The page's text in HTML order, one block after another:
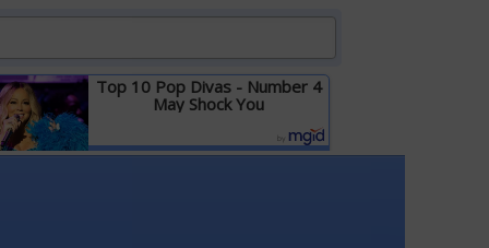
Top 10 Pop Divas - Number 4
May Shock You
Детальніше